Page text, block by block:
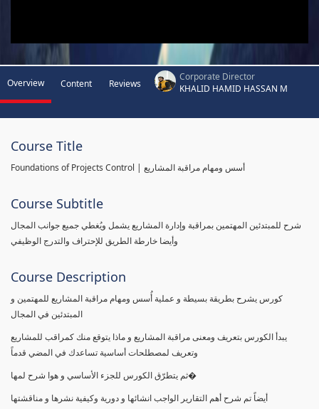
Overview Content Reviews
Corporate Director
KHALID HAMID HASSAN M
Course Title
Foundations of Projects Control | أسس ومهام مراقبة المشاريع
Course Subtitle
شرح للمبتدئين المهتمين بمراقبة وإدارة المشاريع يشمل ويُغطي جميع جوانب المجال
وأيضا خارطة الطريق للإحتراف والتدرج الوظيفي
Course Description
كورس يشرح بطريقة بسيطة و عملية أُسس ومهام مراقبة المشاريع للمهتمين و
المبتدئين في المجال
يبدأ الكورس بتعريف ومعنى مراقبة المشاريع و ماذا يتوقع منك كمراقب للمشاريع
وتعريف لمصطلحات أساسية تساعدك في المضي قدماً
ثم يتطرّق الكورس للجزء الأساسي و هوا شرح لمها�
أيضاً تم شرح أهم التقارير الواجب انشائها و دورية وكيفية نشرها و مناقشتها